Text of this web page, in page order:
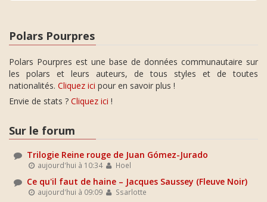
Polars Pourpres
Polars Pourpres est une base de données communautaire sur
les polars et leurs auteurs, de tous styles et de toutes
nationalités. Cliquez ici pour en savoir plus !
Envie de stats ? Cliquez ici !
Sur le forum
Trilogie Reine rouge de Juan Gómez-Jurado
aujourd'hui à 10:34 Hoel
Ce qu'il faut de haine – Jacques Saussey (Fleuve Noir)
aujourd'hui à 09:09 Ssarlotte